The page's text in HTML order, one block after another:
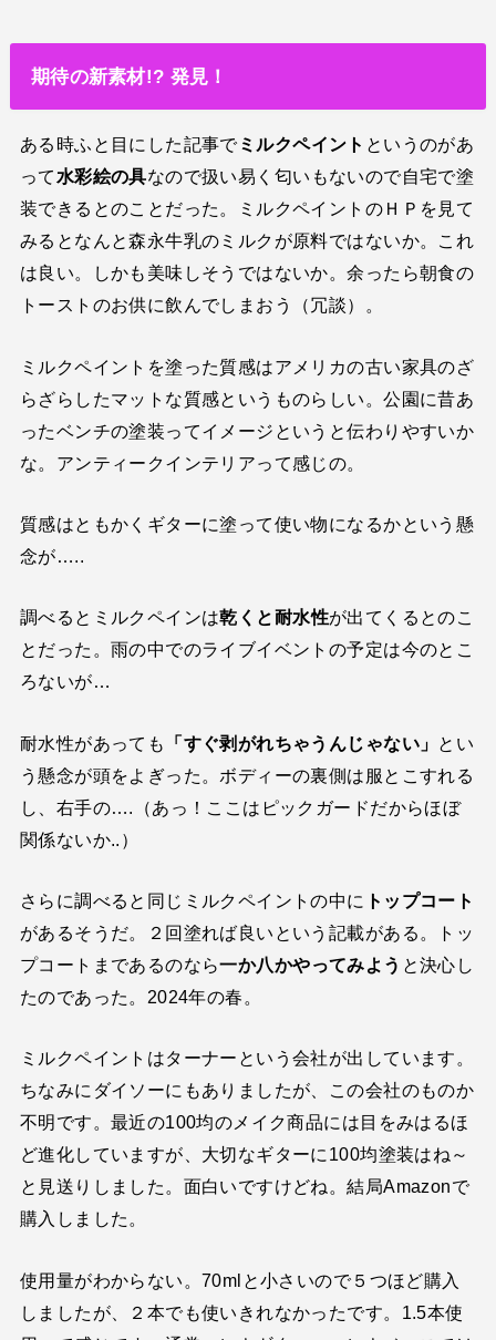
期待の新素材!? 発見！
ある時ふと目にした記事でミルクペイント というのがあ
って 水彩絵の具なので扱い易く匂いもないので自宅で塗
装できるとのことだった。ミルクペイントのＨＰを見て
みるとなんと森永牛乳のミルクが原料ではないか。これ
は良い。しかも美味しそうではないか。余ったら朝食の
トーストのお供に飲んでしまおう（冗談）。
ミルクペイントを塗った質感はアメリカの古い家具のざ
らざらしたマットな質感というものらしい。公園に昔あ
ったベンチの塗装ってイメージというと伝わりやすいか
な。アンティークインテリアって感じの。
質感はともかくギターに塗って使い物になるかという懸
念が…..
調べるとミルクペインは乾くと耐水性が出てくるとのこ
とだった。雨の中でのライブイベントの予定は今のとこ
ろないが…
耐水性があっても 「すぐ剥がれちゃうんじゃない」 とい
う懸念が頭をよぎった。ボディーの裏側は服とこすれる
し、右手の….（あっ！ここはピックガードだからほぼ
関係ないか..）
さらに調べると同じミルクペイントの中に トップコート
があるそうだ。２回塗れば良いという記載がある。トッ
プコートまであるのなら一か八かやってみよう と決心し
たのであった。2024年の春。
ミルクペイントはターナーという会社が出しています。
ちなみにダイソーにもありましたが、この会社のものか
不明です。最近の100均のメイク商品には目をみはるほ
ど進化していますが、大切なギターに100均塗装はね～
と見送りしました。面白いですけどね。結局Amazonで
購入しました。
使用量がわからない。70mlと小さいので５つほど購入
しましたが、２本でも使いきれなかったです。1.5本使